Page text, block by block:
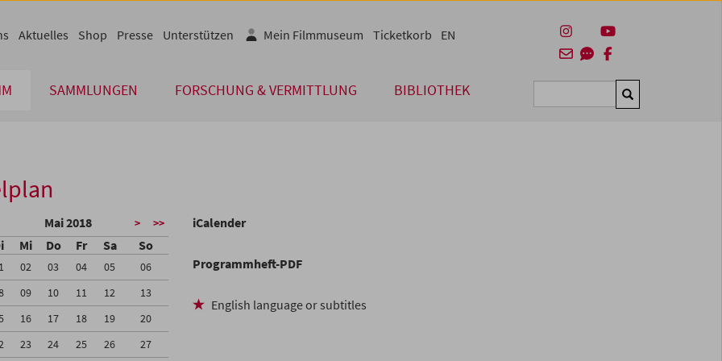
SAMMLUNGEN FORSCHUNG & VERMITTLUNG BIBLIOTHEK Suchen
Aktuelles Shop Presse Unterstützen Mein Filmmuseum Ticketkorb EN
Mai 2018 > >>
Mi Do Fr Sa So
02 03 04 05
06
09 10 11 12
13
16 17 18 19
20
23 24 25 26
27
iCalender
Programmheft-PDF
English language or subtitles